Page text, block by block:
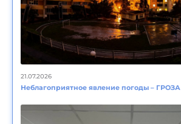
21.07.2026
Неблагоприятное явление погоды – ГРОЗА